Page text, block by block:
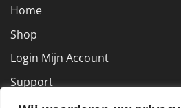
Home
Shop
Login Mijn Account
Support